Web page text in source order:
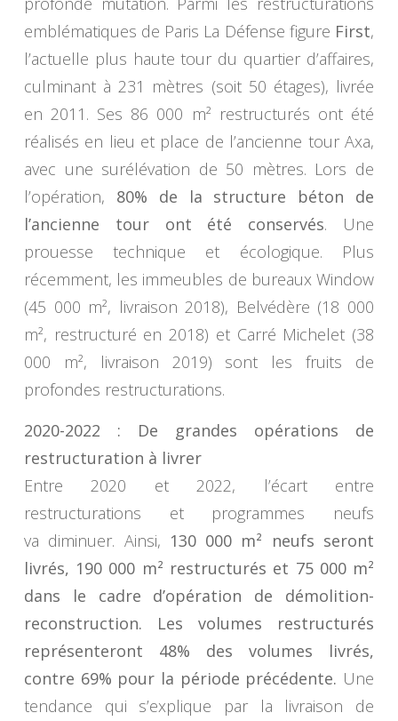
emblématiques de Paris La Défense figure First,
l’actuelle plus haute tour du quartier d’affaires,
culminant à 231 mètres (soit 50 étages), livrée
en 2011. Ses 86 000 m² restructurés ont été
réalisés en lieu et place de l’ancienne tour Axa,
avec une surélévation de 50 mètres. Lors de
l’opération, 80% de la structure béton de
l’ancienne tour ont été conservés. Une
prouesse technique et écologique. Plus
récemment, les immeubles de bureaux Window
(45 000 m², livraison 2018), Belvédère (18 000
m², restructuré en 2018) et Carré Michelet (38
000 m², livraison 2019) sont les fruits de
profondes restructurations.
2020-2022 : De grandes opérations de
restructuration à livrer
Entre 2020 et 2022, l’écart entre
restructurations et programmes neufs
va diminuer. Ainsi, 130 000 m² neufs seront
livrés, 190 000 m² restructurés et 75 000 m²
dans le cadre d’opération de démolition-
reconstruction. Les volumes restructurés
représenteront 48% des volumes livrés,
contre 69% pour la période précédente. Une
tendance qui s’explique par la livraison de